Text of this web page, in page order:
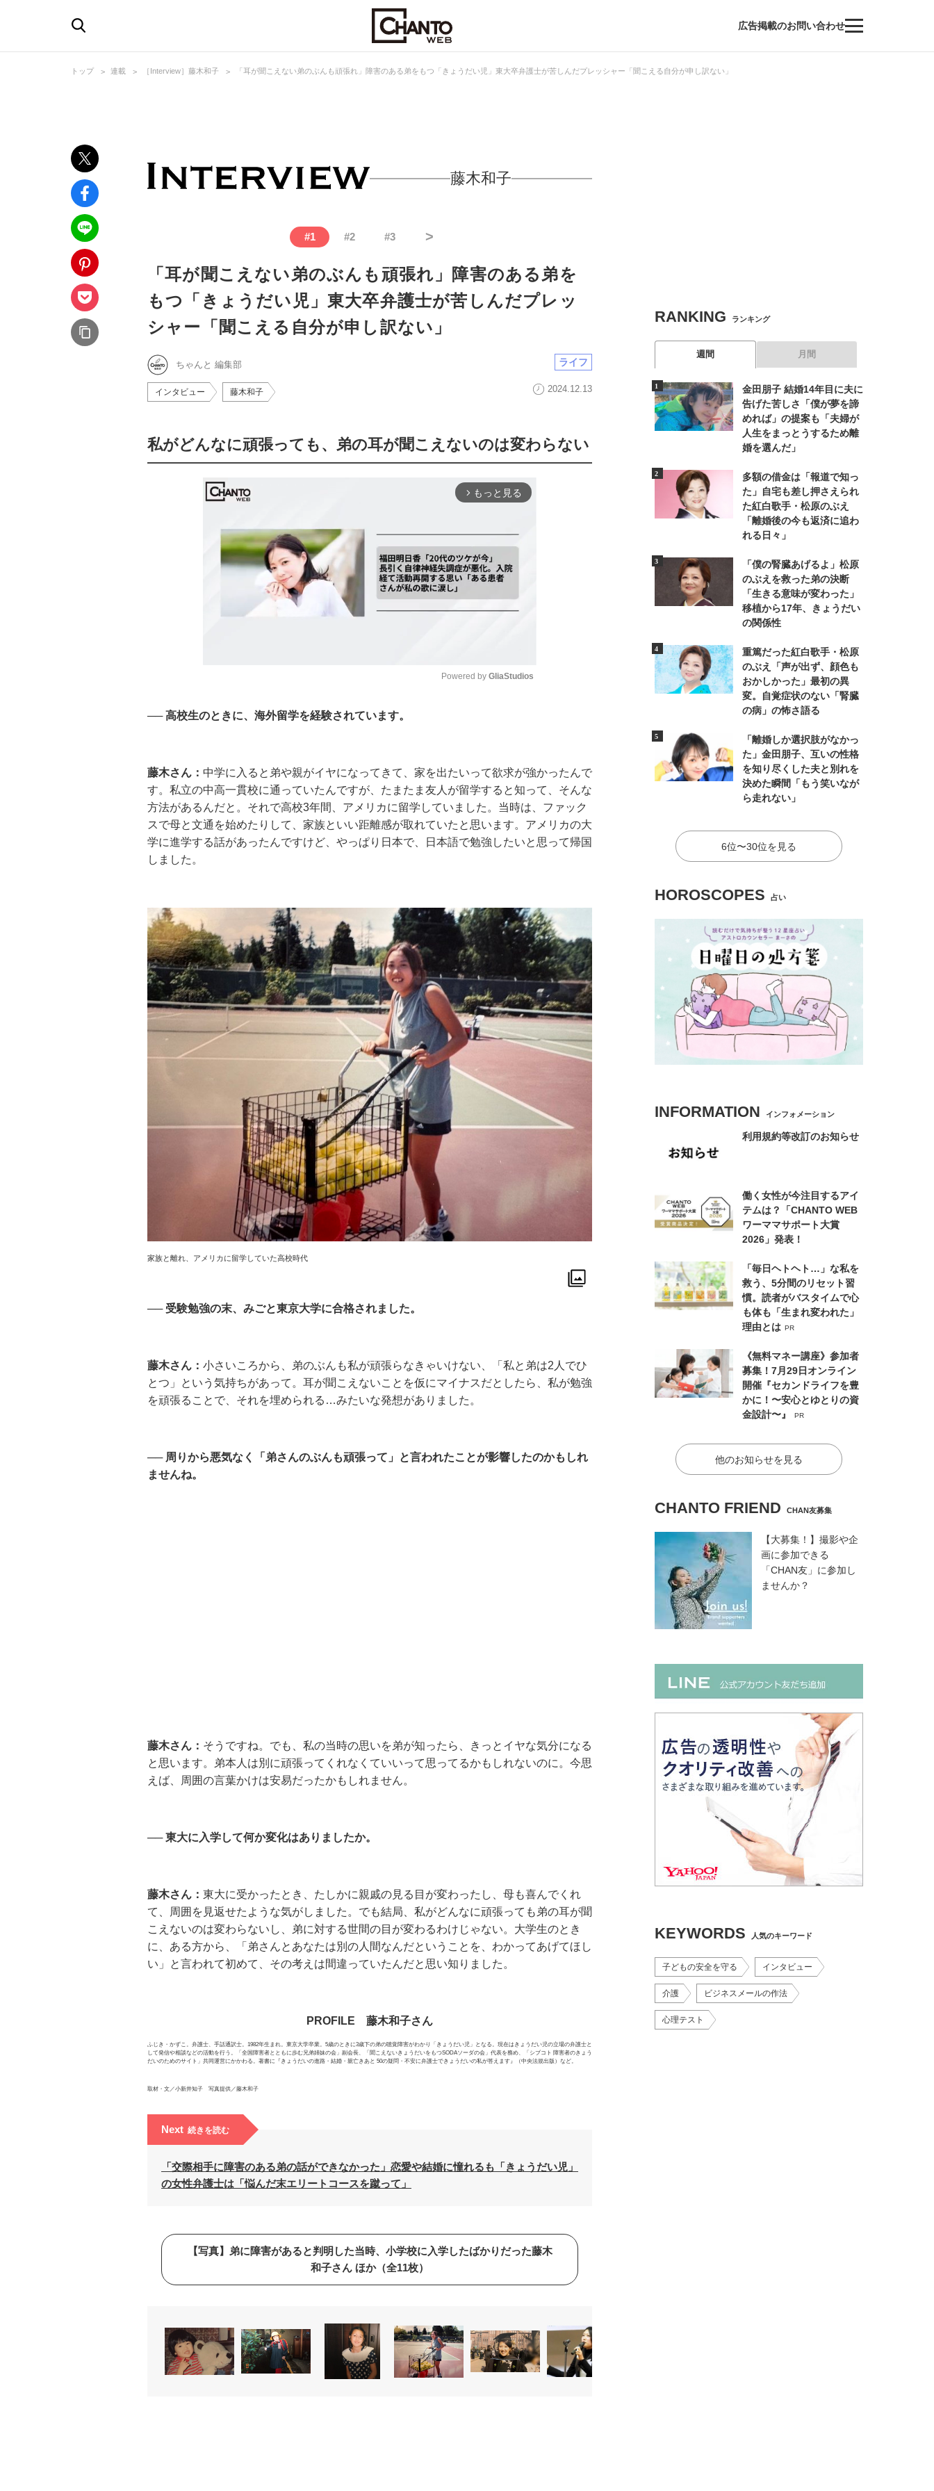
広告掲載のお問い合わせ
トップ 連載 ［Interview］藤木和子 「耳が聞こえない弟のぶんも頑張れ」障害のある弟をもつ「きょうだい児」東大卒弁護士が苦しんだプレッシャー「聞こえる自分が申し訳ない」
藤木和子
#1 #2 #3 >
「耳が聞こえない弟のぶんも頑張れ」障害のある弟を
もつ「きょうだい児」東大卒弁護士が苦しんだプレッ
シャー「聞こえる自分が申し訳ない」
ちゃんと 編集部 ライフ
インタビュー 藤木和子 2024.12.13
私がどんなに頑張っても、弟の耳が聞こえないのは変わらない
arrow_forward_ios もっと見る
Powered by GliaStudios
── 高校生のときに、海外留学を経験されています。
藤木さん： 中学に入ると弟や親がイヤになってきて、家を出たいって欲求が強かったんで
す。私立の中高一貫校に通っていたんですが、たまたま友人が留学すると知って、そんな
方法があるんだと。それで高校3年間、アメリカに留学していました。当時は、ファック
スで母と文通を始めたりして、家族といい距離感が取れていたと思います。アメリカの大
学に進学する話があったんですけど、やっぱり日本で、日本語で勉強したいと思って帰国
しました。
家族と離れ、アメリカに留学していた高校時代
── 受験勉強の末、みごと東京大学に合格されました。
藤木さん： 小さいころから、弟のぶんも私が頑張らなきゃいけない、「私と弟は2人でひ
とつ」という気持ちがあって。耳が聞こえないことを仮にマイナスだとしたら、私が勉強
を頑張ることで、それを埋められる…みたいな発想がありました。
── 周りから悪気なく「弟さんのぶんも頑張って」と言われたことが影響したのかもしれ
ませんね。
藤木さん： そうですね。でも、私の当時の思いを弟が知ったら、きっとイヤな気分になる
と思います。弟本人は別に頑張ってくれなくていいって思ってるかもしれないのに。今思
えば、周囲の言葉かけは安易だったかもしれません。
── 東大に入学して何か変化はありましたか。
藤木さん： 東大に受かったとき、たしかに親戚の見る目が変わったし、母も喜んでくれ
て、周囲を見返せたような気がしました。でも結局、私がどんなに頑張っても弟の耳が聞
こえないのは変わらないし、弟に対する世間の目が変わるわけじゃない。大学生のとき
に、ある方から、「弟さんとあなたは別の人間なんだということを、わかってあげてほし
い」と言われて初めて、その考えは間違っていたんだと思い知りました。
PROFILE 藤木和子さん
ふじき・かずこ。弁護士、手話通訳士。1982年生まれ。東京大学卒業。5歳のときに3歳下の弟の聴覚障害がわかり「きょうだい児」となる。現在はきょうだい児の立場の弁護士と
して発信や相談などの活動を行う。「全国障害者とともに歩む兄弟姉妹の会」副会長、「聞こえないきょうだいをもつSODAソーダの会」代表を務め、「シブコト 障害者のきょう
だいのためのサイト」共同運営にかかわる。著書に『きょうだいの進路・結婚・親亡きあと 50の疑問・不安に弁護士できょうだいの私が答えます』（中央法規出版）など。
取材・文／小新井知子 写真提供／藤木和子
Next 続きを読む
「交際相手に障害のある弟の話ができなかった」恋愛や結婚に憧れるも「きょうだい児」
の女性弁護士は「悩んだ末エリートコースを蹴って」
【写真】弟に障害があると判明した当時、小学校に入学したばかりだった藤木
和子さん ほか（全11枚）
RANKING ランキング
週間 月間
金田朋子 結婚14年目に夫に
告げた苦しさ「僕が夢を諦
めれば」の提案も「夫婦が
人生をまっとうするため離
婚を選んだ」
多額の借金は「報道で知っ
た」自宅も差し押さえられ
た紅白歌手・松原のぶえ
「離婚後の今も返済に追わ
れる日々」
「僕の腎臓あげるよ」松原
のぶえを救った弟の決断
「生きる意味が変わった」
移植から17年、きょうだい
の関係性
重篤だった紅白歌手・松原
のぶえ「声が出ず、顔色も
おかしかった」最初の異
変。自覚症状のない「腎臓
の病」の怖さ語る
「離婚しか選択肢がなかっ
た」金田朋子、互いの性格
を知り尽くした夫と別れを
決めた瞬間「もう笑いなが
ら走れない」
6位〜30位を見る
HOROSCOPES 占い
INFORMATION インフォメーション
利用規約等改訂のお知らせ
働く女性が今注目するアイ
テムは？「CHANTO WEB
ワーママサポート大賞
2026」発表！
「毎日ヘトヘト…」な私を
救う、5分間のリセット習
慣。読者がバスタイムで心
も体も「生まれ変われた」
理由とは PR
《無料マネー講座》参加者
募集！7月29日オンライン
開催『セカンドライフを豊
かに！〜安心とゆとりの資
金設計〜』
PR
他のお知らせを見る
CHANTO FRIEND CHAN友募集
【大募集！】撮影や企
画に参加できる
「CHAN友」に参加し
ませんか？
KEYWORDS 人気のキーワード
子どもの安全を守る インタビュー
介護 ビジネスメールの作法
心理テスト